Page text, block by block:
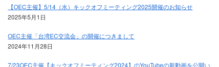
【OEC主催】5/14（水）キックオフミーティング2025開催のお知らせ
2025年5月1日
OEC主催「台湾EC交流会」の開催につきまして
2024年11月28日
7/23OEC主催【キックオフミーティング2024】のYouTubeの新動画を公開い